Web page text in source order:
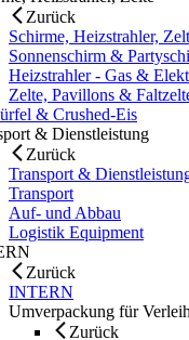
Zurück
Schirme, Heizstrahler,
Sonnenschirm &
Heizstrahler - Gas &
Zelte, Pavillons &
& Crushed-Eis
& Dienstleistung
Zurück
Transport &
Transport
Auf- und Abbau
Logistik Equipment
Zurück
INTERN
Umverpackung für
Zurück